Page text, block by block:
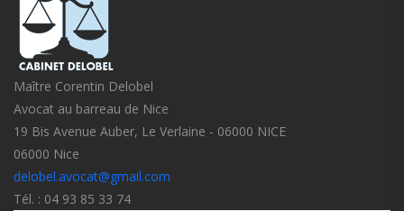
Maître Corentin Delobel
Avocat au barreau de Nice
19 Bis Avenue Auber, Le Verlaine - 06000 NICE
06000 Nice
delobel.avocat@gmail.com
Tél. : 04 93 85 33 74